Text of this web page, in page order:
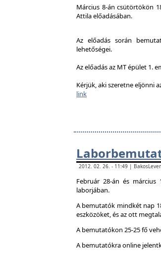
Március 8-án csütörtökön
Attila előadásában.
Az előadás során
lehetőségei.
Az előadás az MT épület 1.
Kérjük, aki szeretne eljönni
link
2012. 02. 26. - 11:49 |
Február 28-án és
laborjában.
A bemutatók mindkét nap
eszközöket, és az ott
A bemutatókon 25-25 fő
A bemutatókra online